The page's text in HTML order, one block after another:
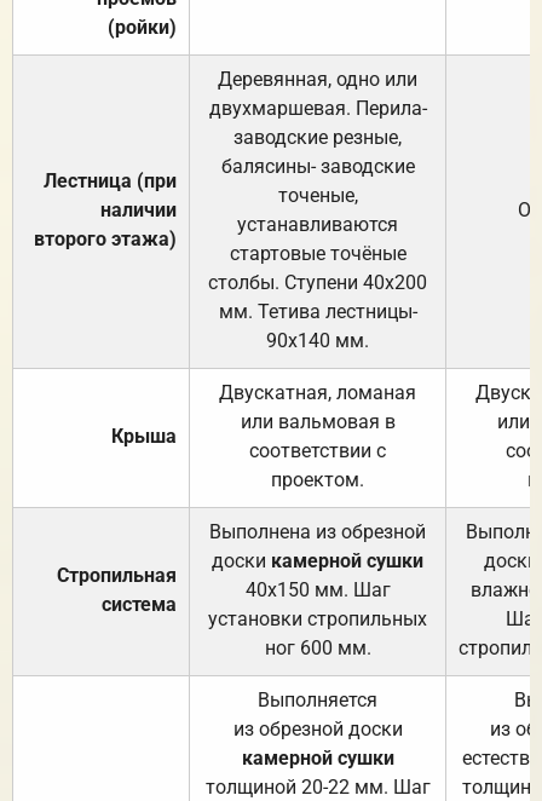
(ройки)
Лестница (при
наличии
второго этажа)
Деревянная, одно или
двухмаршевая. Перила-
заводские резные,
балясины- заводские
точеные,
устанавливаются
стартовые точёные
столбы. Ступени 40х200
мм. Тетива лестницы-
90х140 мм.
Крыша
Двускатная, ломаная
или вальмовая в
соответствии с
проектом.
или
Стропильная
система
Выполнена из обрезной
доски камерной сушки
40х150 мм. Шаг
установки стропильных
ног 600 мм.
доски
Выполняется
из обрезной доски
камерной сушки
толщиной 20-22 мм. Шаг
из